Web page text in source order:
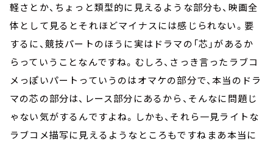
軽さとか、ちょっと類型的に見えるような部分も、映画全
体として見るとそれほどマイナスには感じられない。要
するに、競技パートのほうに実はドラマの「芯」があるか
らっていうことなんですね。むしろ、さっき言ったラブコ
メっぽいパートっていうのはオマケの部分で、本当のドラ
マの芯の部分は、レース部分にあるから、そんなに問題じ
ゃない気がするんですよね。しかも、それら一見ライトな
ラブコメ描写に見えるようなところもですね――まあ本当に